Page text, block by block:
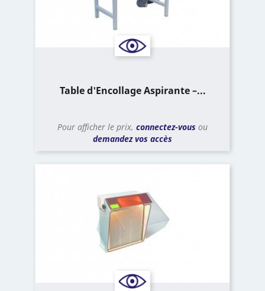
Table d'Encollage Aspirante –...
Pour afficher le prix, connectez-vous ou
demandez vos accès